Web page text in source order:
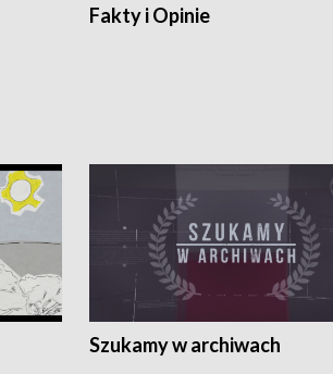
Fakty i Opinie
Szukamy w archiwach